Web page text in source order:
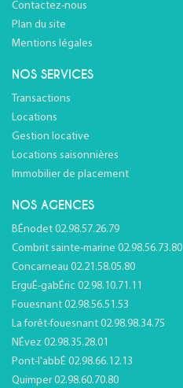
Contactez-nous
Plan du site
Mentions légales
NOS SERVICES
Transactions
Locations
Gestion locative
Locations saisonnières
Immobilier de placement
NOS AGENCES
BÉnodet 02.98.57.26.79
Combrit sainte-marine 02.98.56.73.80
Concarneau 02.21.58.05.80
ErguÉ-gabÉric 02.98.10.71.11
Fouesnant 02.98.56.51.53
La forêt-fouesnant 02.98.98.34.75
NÉvez 02.98.35.28.01
Pont-l'abbÉ 02.98.66.12.13
Quimper 02.98.60.70.80